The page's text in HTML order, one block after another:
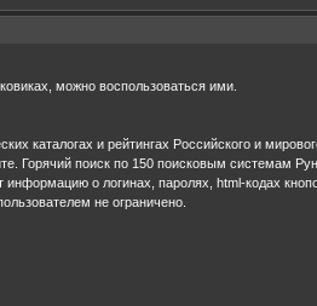
можно воспользоваться ими.
каталогах и рейтингах Российского и
Горячий поиск по 150 поисковым системам
о логинах, паролях, html-кодах
не ограничено.